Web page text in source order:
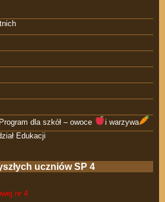
dla szkół – owoce
i warzywa
Edukacji
uczniów SP 4
nr 4